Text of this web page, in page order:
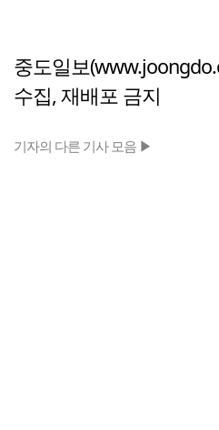
중도일보
수집, 재배포 금지
기자의 다른 기사 모음 ▶